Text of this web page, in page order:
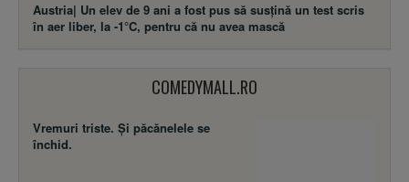
Austria| Un elev de 9 ani a fost pus să susţină un test scris
în aer liber, la -1°C, pentru că nu avea mască
COMEDYMALL.RO
Vremuri triste. Şi păcănelele se
închid.